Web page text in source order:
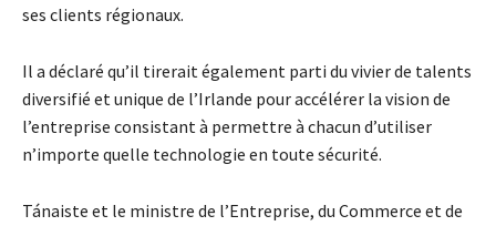
ses clients régionaux.
Il a déclaré qu’il tirerait également parti du vivier de talents
diversifié et unique de l’Irlande pour accélérer la vision de
l’entreprise consistant à permettre à chacun d’utiliser
n’importe quelle technologie en toute sécurité.
Tánaiste et le ministre de l’Entreprise, du Commerce et de